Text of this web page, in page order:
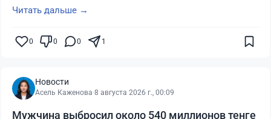
Читать дальше →
0 0 0 1
Новости
Асель Каженова·8 августа 2026 г., 00:09
Мужчина выбросил около 540 миллионов тенге